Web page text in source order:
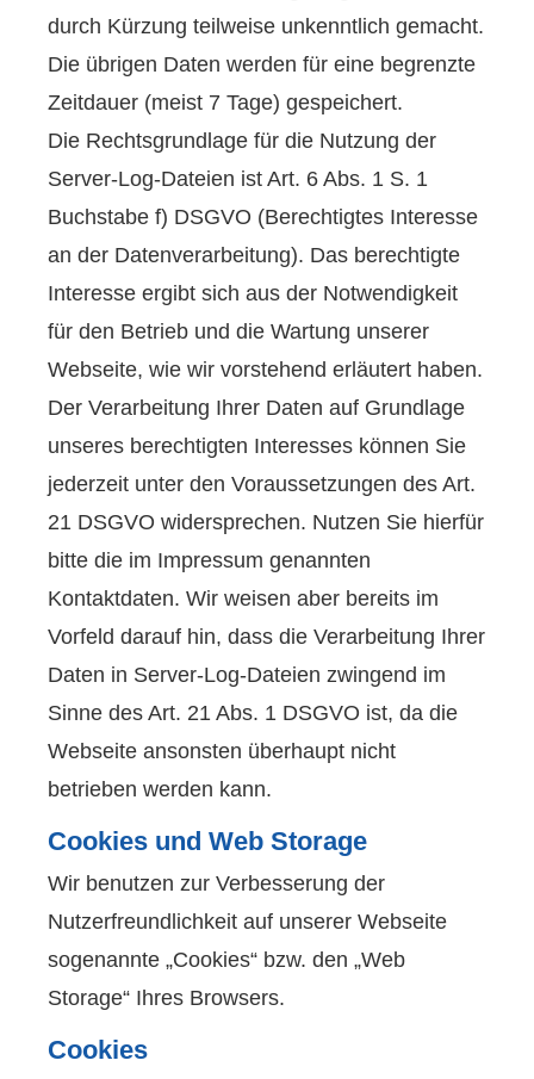
durch Kürzung teilweise unkenntlich gemacht.
Die übrigen Daten werden für eine begrenzte
Zeitdauer (meist 7 Tage) gespeichert.
Die Rechtsgrundlage für die Nutzung der
Server-Log-Dateien ist Art. 6 Abs. 1 S. 1
Buchstabe f) DSGVO (Berechtigtes Interesse
an der Datenverarbeitung). Das berechtigte
Interesse ergibt sich aus der Notwendigkeit
für den Betrieb und die Wartung unserer
Webseite, wie wir vorstehend erläutert haben.
Der Verarbeitung Ihrer Daten auf Grundlage
unseres berechtigten Interesses können Sie
jederzeit unter den Voraussetzungen des Art.
21 DSGVO widersprechen. Nutzen Sie hierfür
bitte die im Impressum genannten
Kontaktdaten. Wir weisen aber bereits im
Vorfeld darauf hin, dass die Verarbeitung Ihrer
Daten in Server-Log-Dateien zwingend im
Sinne des Art. 21 Abs. 1 DSGVO ist, da die
Webseite ansonsten überhaupt nicht
betrieben werden kann.
Cookies und Web Storage
Wir benutzen zur Verbesserung der
Nutzerfreundlichkeit auf unserer Webseite
sogenannte „Cookies“ bzw. den „Web
Storage“ Ihres Browsers.
Cookies